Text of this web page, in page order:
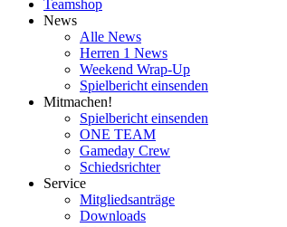
Teamshop
News
Alle News
Herren 1 News
Weekend Wrap-Up
Spielbericht einsenden
Mitmachen!
Spielbericht einsenden
ONE TEAM
Gameday Crew
Schiedsrichter
Service
Mitgliedsanträge
Downloads